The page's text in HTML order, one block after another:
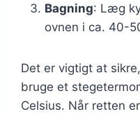
Bagning: Læg
ovnen i ca. 40-
Det er vigtigt at
bruge et
Celsius. Når retten